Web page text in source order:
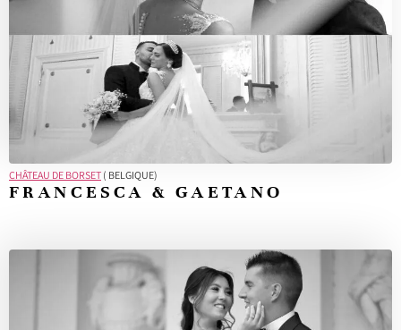
CHÂTEAU DE BORSET ( BELGIQUE)
FRANCESCA & GAETANO